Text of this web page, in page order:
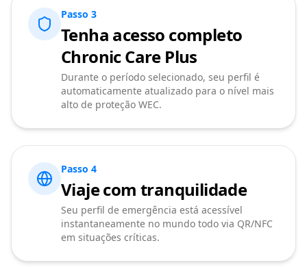
Passo 3
Tenha acesso completo
Chronic Care Plus
Durante o período selecionado, seu perfil é
automaticamente atualizado para o nível mais
alto de proteção WEC.
Passo 4
Viaje com tranquilidade
Seu perfil de emergência está acessível
instantaneamente no mundo todo via QR/NFC
em situações críticas.